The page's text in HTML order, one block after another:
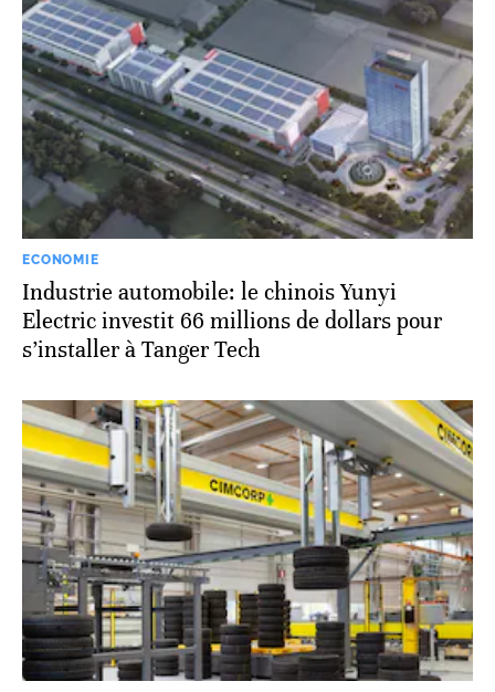
ECONOMIE
Industrie automobile: le chinois Yunyi
Electric investit 66 millions de dollars pour
s’installer à Tanger Tech